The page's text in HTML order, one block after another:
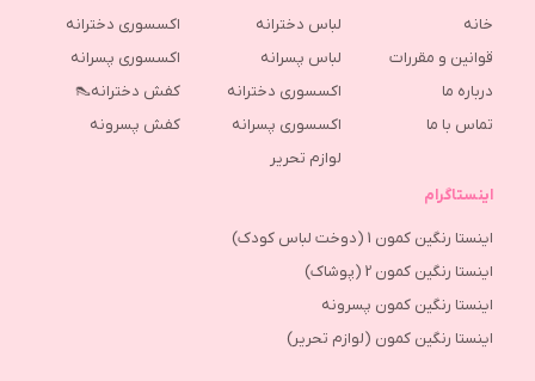
خانه
قوانین و مقررات
درباره ما
تماس با ما
لباس دخترانه
لباس پسرانه
اکسسوری دخترانه
اکسسوری پسرانه
لوازم تحریر
اکسسوری دخترانه
اکسسوری پسرانه
کفش دخترانه👠
كفش پسرونه
اینستاگرام
اینستا رنگین کمون 1 (دوخت لباس کودک)
اینستا رنگین کمون 2 (پوشاک)
اینستا رنگین کمون پسرونه
اینستا رنگین کمون (لوازم تحریر)